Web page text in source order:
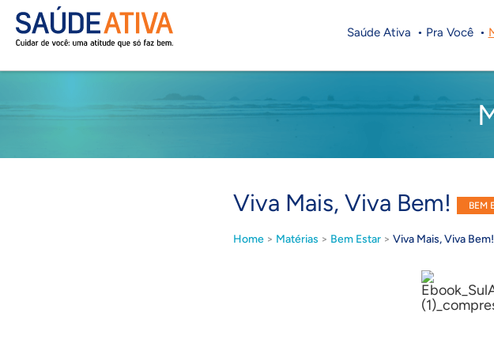
Saúde Ativa Pra Você
Viva Mais, Viva Bem! BEM
Home > Matérias > Bem Estar > Viva Mais, Viva Bem!